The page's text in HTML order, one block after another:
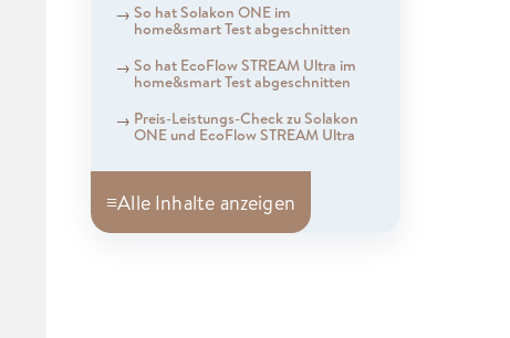
So hat Solakon ONE im
home&smart Test abgeschnitten
So hat EcoFlow STREAM Ultra im
home&smart Test abgeschnitten
Preis-Leistungs-Check zu Solakon
ONE und EcoFlow STREAM Ultra
≡Alle Inhalte anzeigen